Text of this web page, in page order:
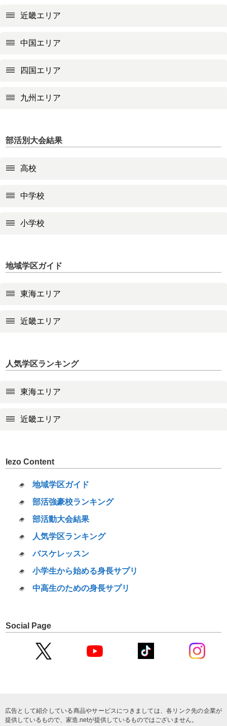
近畿エリア
中国エリア
四国エリア
九州エリア
部活別大会結果
高校
中学校
小学校
地域学区ガイド
東海エリア
近畿エリア
人気学区ランキング
東海エリア
近畿エリア
Iezo Content
地域学区ガイド
部活強豪校ランキング
部活動大会結果
人気学区ランキング
バスケレッスン
小学生から始める身長サプリ
中高生のための身長サプリ
Social Page
広告として紹介している商品やサービスにつきましては、各リンク先の企業が
提供しているもので、家造.netが提供しているものではございません。